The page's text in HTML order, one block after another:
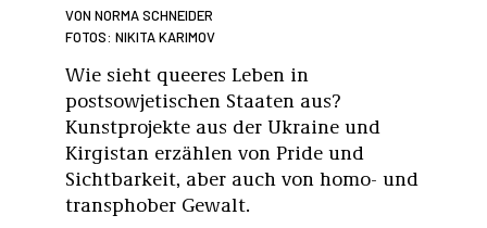
VON NORMA SCHNEIDER
FOTOS: NIKITA KARIMOV
Wie sieht queeres Leben in
postsowjetischen Staaten aus?
Kunstprojekte aus der Ukraine und
Kirgistan erzählen von Pride und
Sichtbarkeit, aber auch von homo- und
transphober Gewalt.